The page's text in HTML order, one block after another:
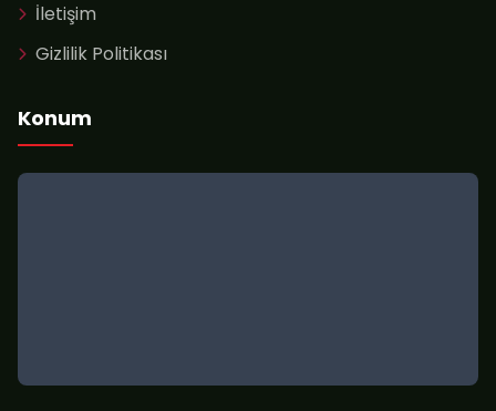
İletişim
Gizlilik Politikası
Konum